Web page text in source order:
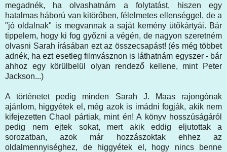
megadnék, ha olvashatnám a folytatást, hiszen egy
hatalmas háború van kitörőben, félelmetes ellenséggel, de a
"jó oldalnak" is megvannak a saját kemény ütőkártyái. Bár
tippelem, hogy ki fog győzni a végén, de nagyon szeretném
olvasni Sarah írásában ezt az összecsapást! (és még többet
adnék, ha ezt esetleg filmvásznon is láthatnám egyszer - bár
ahhoz egy körülbelül olyan rendező kellene, mint Peter
Jackson...)
A történetet pedig minden Sarah J. Maas rajongónak
ajánlom, higgyétek el, még azok is imádni fogják, akik nem
kifejezetten Chaol pártiak, mint én! A könyv hosszúságáról
pedig nem ejtek sokat, mert akik eddig eljutottak a
sorozatban, azok már hozzászoktak ehhez az
oldalmennyiséghez, de higgyétek el, hogy nincs benne